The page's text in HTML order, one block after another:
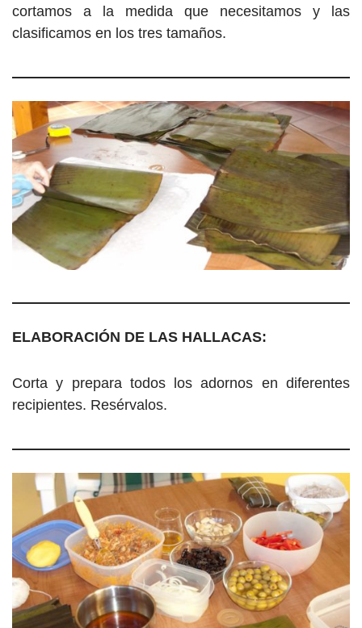
cortamos a la medida que necesitamos y las
clasificamos en los tres tamaños.
ELABORACIÓN DE LAS HALLACAS:
Corta y prepara todos los adornos en diferentes
recipientes. Resérvalos.